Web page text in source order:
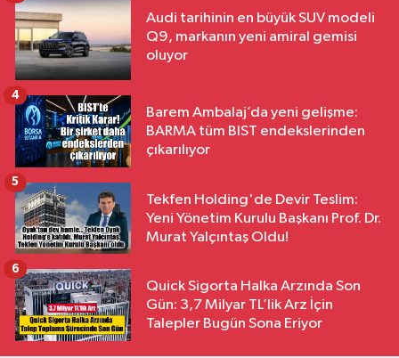
Audi tarihinin en büyük SUV modeli
Q9, markanın yeni amiral gemisi
oluyor
Barem Ambalaj’da yeni gelişme:
BARMA tüm BIST endekslerinden
çıkarılıyor
4
Tekfen Holding'de Devir Teslim:
Yeni Yönetim Kurulu Başkanı Prof. Dr.
Murat Yalçıntaş Oldu!
5
Quick Sigorta Halka Arzında Son
Gün: 3,7 Milyar TL’lik Arz İçin
Talepler Bugün Sona Eriyor
6